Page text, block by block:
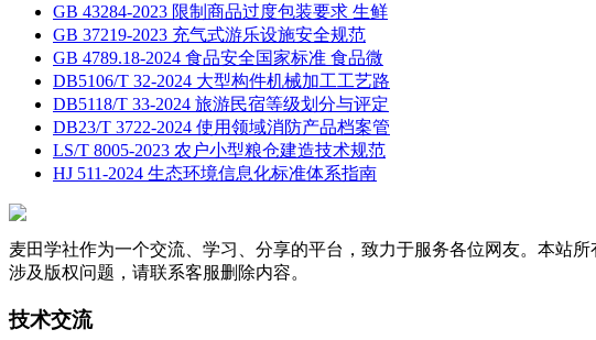
GB 43284-2023 限制商品过度包装要求 生鲜
GB 37219-2023 充气式游乐设施安全规范
GB 4789.18-2024 食品安全国家标准 食品微
DB5106/T 32-2024 大型构件机械加工工艺路
DB5118/T 33-2024 旅游民宿等级划分与评定
DB23/T 3722-2024 使用领域消防产品档案管
LS/T 8005-2023 农户小型粮仓建造技术规范
HJ 511-2024 生态环境信息化标准体系指南
麦田学社作为一个交流、学习、分享的平台，致力于服务各位网友。本站
涉及版权问题，请联系客服删除内容。
技术交流